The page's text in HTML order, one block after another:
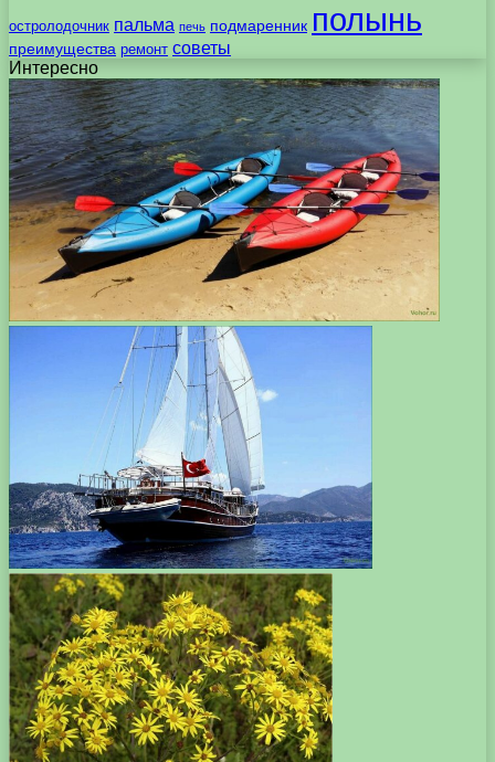
остролодочник пальма печь подмаренник полынь
преимущества ремонт советы
Интересно